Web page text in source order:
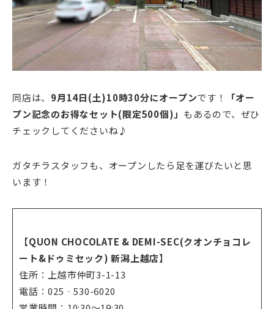
同店は、 9月14日(土)10時30分にオープンです！
「オー
プン記念のお得なセット(限定500個)」 もあるので、ぜひ
チェックしてくださいね♪
ガタチラスタッフも、オープンしたら足を運びたいと思
います！
【QUON CHOCOLATE & DEMI-SEC(クオンチョコレ
ート&ドゥミセック) 新潟上越店】
住所：上越市仲町3-1-13
電話：025‐530-6020